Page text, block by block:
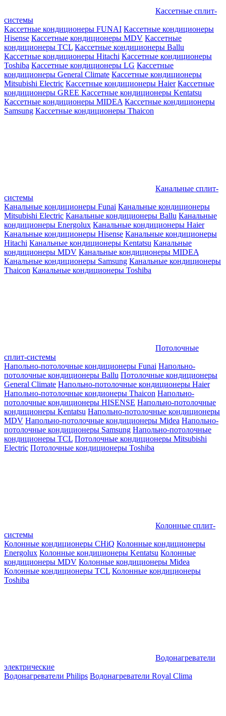
Кассетные сплит-
системы
Кассетные кондиционеры FUNAI Кассетные кондиционеры
Hisense Кассетные кондиционеры MDV Кассетные
кондиционеры TCL Кассетные кондиционеры Ballu
Кассетные кондиционеры Hitachi Кассетные кондиционеры
Toshiba Кассетные кондиционеры LG Кассетные
кондиционеры General Climate Кассетные кондиционеры
Mitsubishi Electric Кассетные кондиционеры Haier Кассетные
кондиционеры GREE Кассетные кондиционеры Kentatsu
Кассетные кондиционеры MIDEA Кассетные кондиционеры
Samsung Кассетные кондиционеры Thaicon
Канальные сплит-
системы
Канальные кондиционеры Funai Канальные кондиционеры
Mitsubishi Electric Канальные кондиционеры Ballu Канальные
кондиционеры Energolux Канальные кондиционеры Haier
Канальные кондиционеры Hisense Канальные кондиционеры
Hitachi Канальные кондиционеры Kentatsu Канальные
кондиционеры MDV Канальные кондиционеры MIDEA
Канальные кондиционеры Samsung Канальные кондиционеры
Thaicon Канальные кондиционеры Toshiba
Потолочные
сплит-системы
Напольно-потолочные кондиционеры Funai Напольно-
потолочные кондиционеры Ballu Потолочные кондиционеры
General Climate Напольно-потолочные кондиционеры Haier
Напольно-потолочные кондионеры Thaicon Напольно-
потолочные кондиционеры HISENSE Напольно-потолочные
кондиционеры Kentatsu Напольно-потолочные кондиционеры
MDV Напольно-потолочные кондиционеры Midea Напольно-
потолочные кондиционеры Samsung Напольно-потолочные
кондиционеры TCL Потолочные кондиционеры Mitsubishi
Electric Потолочные кондиционеры Toshiba
Колонные сплит-
системы
Колонные кондиционеры CHiQ Колонные кондиционеры
Energolux Колонные кондиционеры Kentatsu Колонные
кондиционеры MDV Колонные кондиционеры Midea
Колонные кондиционеры TCL Колонные кондиционеры
Toshiba
Водонагреватели
электрические
Водонагреватели Philips Водонагреватели Royal Clima